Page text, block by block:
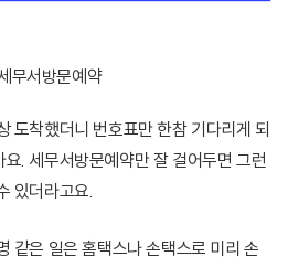
도착했더니 번호표만 한참 기다리게 되
. 세무서방문예약만 잘 걸어두면 그런
있더라고요.
같은 일은 홈택스나 손택스로 미리 손